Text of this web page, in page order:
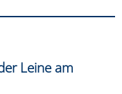
Leine am